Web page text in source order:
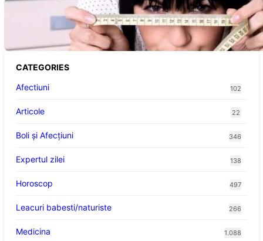
Inovație Revoluționară în Tratamentul
Obezității: Gastroplastie Endoscopică fără
Bisturiu
CATEGORIES
Afectiuni
102
Articole 22
Boli și Afecțiuni 346
Expertul zilei 138
Horoscop 497
Leacuri babesti/naturiste 266
Medicina 1.088